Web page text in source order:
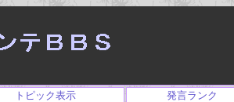
トピック表示 発言ランク